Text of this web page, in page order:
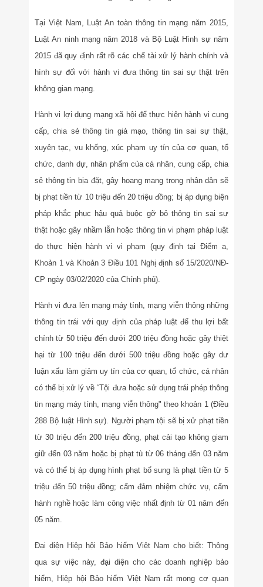
Tại Việt Nam, Luật An toàn thông tin mạng năm 2015,
Luật An ninh mạng năm 2018 và Bộ Luật Hình sự năm
2015 đã quy định rất rõ các chế tài xử lý hành chính và
hình sự đối với hành vi đưa thông tin sai sự thật trên
không gian mạng.
Hành vi lợi dụng mạng xã hội để thực hiện hành vi cung
cấp, chia sẻ thông tin giả mạo, thông tin sai sự thật,
xuyên tạc, vu khống, xúc phạm uy tín của cơ quan, tổ
chức, danh dự, nhân phẩm của cá nhân, cung cấp, chia
sẻ thông tin bịa đặt, gây hoang mang trong nhân dân sẽ
bị phạt tiền từ 10 triệu đến 20 triệu đồng; bị áp dụng biện
pháp khắc phục hậu quả buộc gỡ bỏ thông tin sai sự
thật hoặc gây nhầm lẫn hoặc thông tin vi phạm pháp luật
do thực hiện hành vi vi phạm (quy định tại Điểm a,
Khoản 1 và Khoản 3 Điều 101 Nghị định số 15/2020/NĐ-
CP ngày 03/02/2020 của Chính phủ).
Hành vi đưa lên mạng máy tính, mạng viễn thông những
thông tin trái với quy định của pháp luật để thu lợi bất
chính từ 50 triệu đến dưới 200 triệu đồng hoặc gây thiệt
hại từ 100 triệu đến dưới 500 triệu đồng hoặc gây dư
luận xấu làm giảm uy tín của cơ quan, tổ chức, cá nhân
có thể bị xử lý về “Tội đưa hoặc sử dụng trái phép thông
tin mạng máy tính, mạng viễn thông" theo khoản 1 (Điều
288 Bộ luật Hình sự). Người phạm tội sẽ bị xử phạt tiền
từ 30 triệu đến 200 triệu đồng, phạt cải tạo không giam
giữ đến 03 năm hoặc bị phạt tù từ 06 tháng đến 03 năm
và có thể bị áp dụng hình phạt bổ sung là phạt tiền từ 5
triệu đến 50 triệu đồng; cấm đảm nhiệm chức vụ, cấm
hành nghề hoặc làm công việc nhất định từ 01 năm đến
05 năm.
Đại diện Hiệp hội Bảo hiểm Việt Nam cho biết: Thông
qua sự việc này, đại diện cho các doanh nghiệp bảo
hiểm, Hiệp hội Bảo hiểm Việt Nam rất mong cơ quan